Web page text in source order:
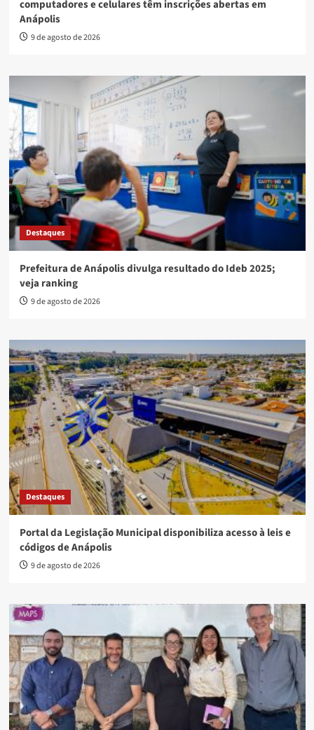
computadores e celulares têm inscrições abertas em
Anápolis
9 de agosto de 2026
Destaques
Prefeitura de Anápolis divulga resultado do Ideb 2025;
veja ranking
9 de agosto de 2026
Destaques
Portal da Legislação Municipal disponibiliza acesso à leis e
códigos de Anápolis
9 de agosto de 2026